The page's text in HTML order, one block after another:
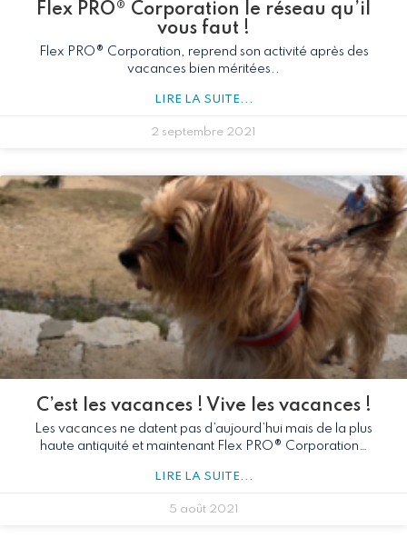
Flex PRO® Corporation le réseau qu’il
vous faut !
Flex PRO® Corporation, reprend son activité après des
vacances bien méritées..
LIRE LA SUITE...
2 septembre 2021
C’est les vacances ! Vive les vacances !
Les vacances ne datent pas d’aujourd’hui mais de la plus
haute antiquité et maintenant Flex PRO® Corporation…
LIRE LA SUITE...
5 août 2021